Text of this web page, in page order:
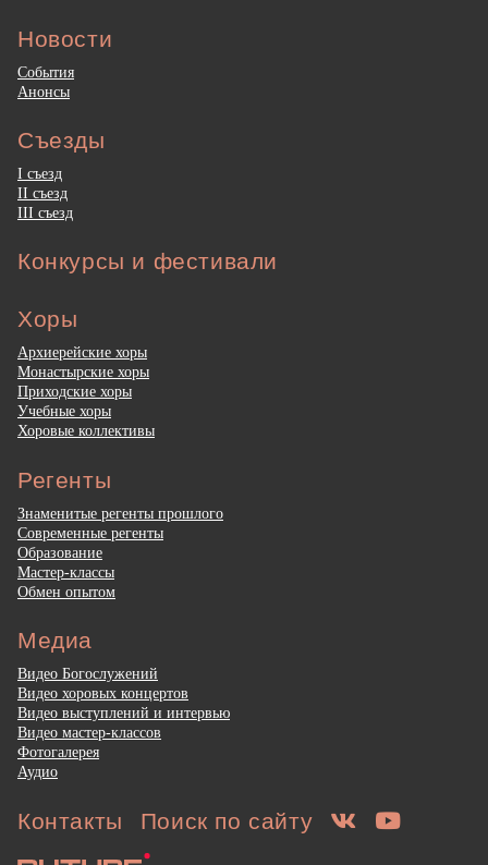
Новости
События
Анонсы
Съезды
I съезд
II съезд
III съезд
Конкурсы и фестивали
Хоры
Архиерейские хоры
Монастырские хоры
Приходские хоры
Учебные хоры
Хоровые коллективы
Регенты
Знаменитые регенты прошлого
Современные регенты
Образование
Мастер-классы
Обмен опытом
Медиа
Видео Богослужений
Видео хоровых концертов
Видео выступлений и интервью
Видео мастер-классов
Фотогалерея
Аудио
Контакты Поиск по сайту